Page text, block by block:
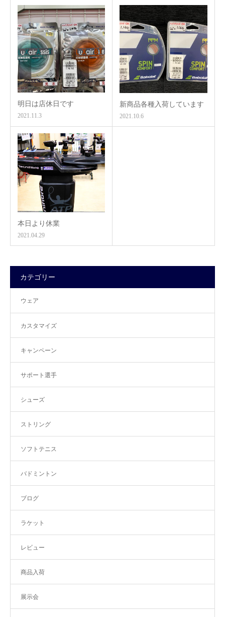
明日は店休日です
2021.11.3
新商品各種入荷しています
2021.10.6
本日より休業
2021.04.29
カテゴリー
ウェア
カスタマイズ
キャンペーン
サポート選手
シューズ
ストリング
ソフトテニス
バドミントン
ブログ
ラケット
レビュー
商品入荷
展示会